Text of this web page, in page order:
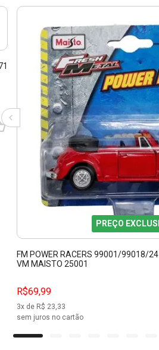
PREÇO
FM POWER RACERS 99001/99018/
VM MAISTO 25001
R$69,99
3x de R$ 23,33
sem juros no cartão